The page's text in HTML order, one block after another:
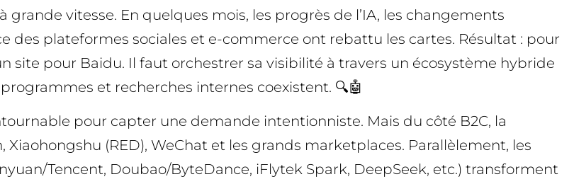
vitesse. En quelques mois, les progrès de l’IA, les changements
des plateformes sociales et e-commerce ont rebattu les cartes. Résultat : pour
site pour Baidu. Il faut orchestrer sa visibilité à travers un écosystème hybride
et recherches internes coexistent. 🔍🤖
pour capter une demande intentionniste. Mais du côté B2C, la
(RED), WeChat et les grands marketplaces. Parallèlement, les
Tencent, Doubao/ByteDance, iFlytek Spark, DeepSeek, etc.) transforment